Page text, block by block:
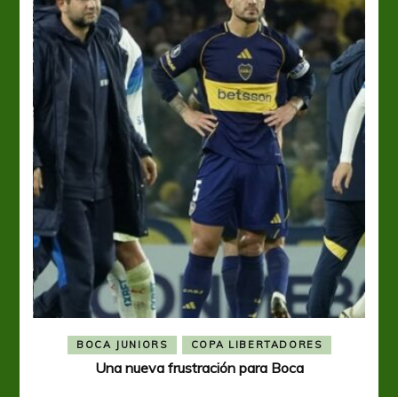
BOCA JUNIORS COPA LIBERTADORES
Una nueva frustración para Boca